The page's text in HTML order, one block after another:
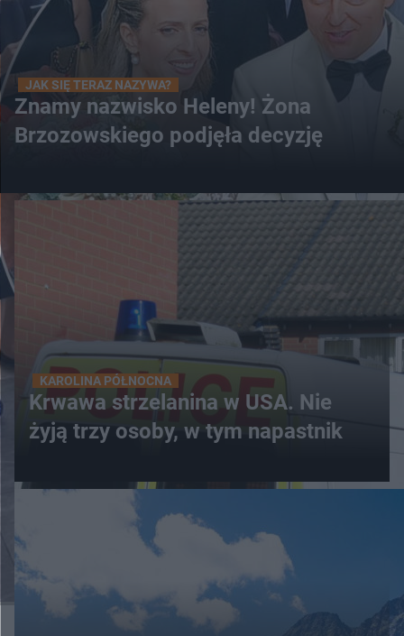
JAK SIĘ TERAZ NAZYWA?
Znamy nazwisko Heleny! Żona
Brzozowskiego podjęła decyzję
KAROLINA PÓŁNOCNA
Krwawa strzelanina w USA. Nie
żyją trzy osoby, w tym napastnik